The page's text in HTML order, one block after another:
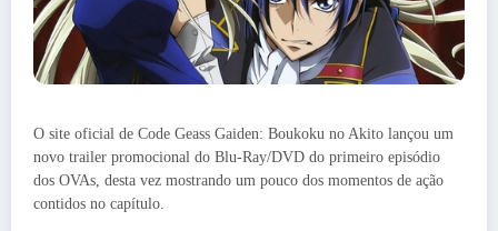
O site oficial de Code Geass Gaiden: Boukoku no Akito lançou um
novo trailer promocional do Blu-Ray/DVD do primeiro episódio
dos OVAs, desta vez mostrando um pouco dos momentos de ação
contidos no capítulo.